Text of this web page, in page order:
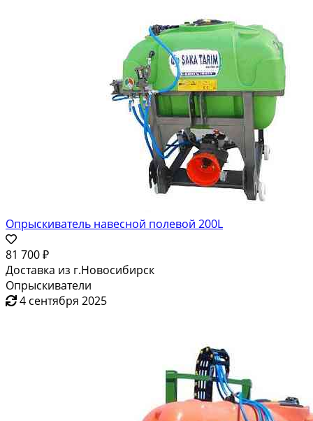
Опрыскиватель навесной полевой 200L
81 700 ₽
Доставка из г.Новосибирск
Опрыскиватели
4 сентября 2025